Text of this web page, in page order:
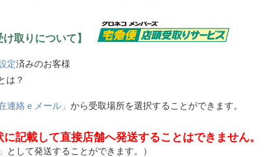
け取りについて】
定済みのお客様
は？
連絡ｅメール」 から受取場所を選択することができます。
記載して直接店舗へ発送することはできません。
として発送することができます。）